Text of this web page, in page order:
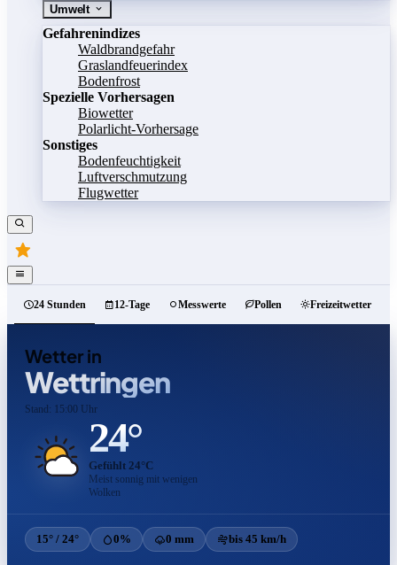
Umwelt
Gefahrenindizes
Waldbrandgefahr
Graslandfeuerindex
Bodenfrost
Spezielle Vorhersagen
Biowetter
Polarlicht-Vorhersage
Sonstiges
Bodenfeuchtigkeit
Luftverschmutzung
Flugwetter
24 Stunden 12-Tage Messwerte Pollen Freizeitwetter
Wetter in
Wettringen
Stand: 15:00 Uhr
24°
Gefühlt 24°C
Meist sonnig mit wenigen
Wolken
15° / 24° 0% 0 mm bis 45 km/h